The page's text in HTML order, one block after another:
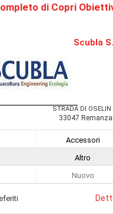
di Copri
Scubla
STRADA DI OSELIN
33047
Accessori
Altro
Nuovo